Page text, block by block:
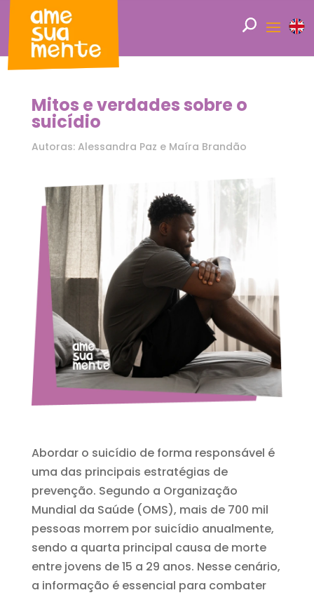
Mitos e verdades sobre o
suicídio
Autoras: Alessandra Paz e Maíra Brandão
Abordar o suicídio de forma responsável é
uma das principais estratégias de
prevenção. Segundo a Organização
Mundial da Saúde (OMS), mais de 700 mil
pessoas morrem por suicídio anualmente,
sendo a quarta principal causa de morte
entre jovens de 15 a 29 anos. Nesse cenário,
a informação é essencial para combater